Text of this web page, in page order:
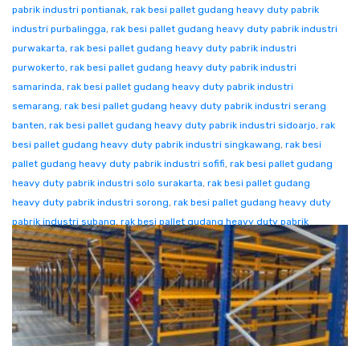
pabrik industri pontianak, rak besi pallet gudang heavy duty pabrik
industri purbalingga, rak besi pallet gudang heavy duty pabrik industri
purwakarta, rak besi pallet gudang heavy duty pabrik industri
purwokerto, rak besi pallet gudang heavy duty pabrik industri
samarinda, rak besi pallet gudang heavy duty pabrik industri
semarang, rak besi pallet gudang heavy duty pabrik industri serang
banten, rak besi pallet gudang heavy duty pabrik industri sidoarjo, rak
besi pallet gudang heavy duty pabrik industri singkawang, rak besi
pallet gudang heavy duty pabrik industri sofifi, rak besi pallet gudang
heavy duty pabrik industri solo surakarta, rak besi pallet gudang
heavy duty pabrik industri sorong, rak besi pallet gudang heavy duty
pabrik industri subang, rak besi pallet gudang heavy duty pabrik
industri sukabumi,rak besi pallet gudang heavy duty pabrik industri
sumenep,rak besi pallet gudang heavy duty pabrik industri surabaya,
rak besi pallet gudang heavy duty pabrik industri tangerang,rak besi
pallet gudang heavy duty pabrik industri tanjung selor,rak besi pallet
gudang heavy duty pabrik industri tanjungpinang,rak besi pallet
gudang heavy duty pabrik industri tarakan,rak besi pallet gudang